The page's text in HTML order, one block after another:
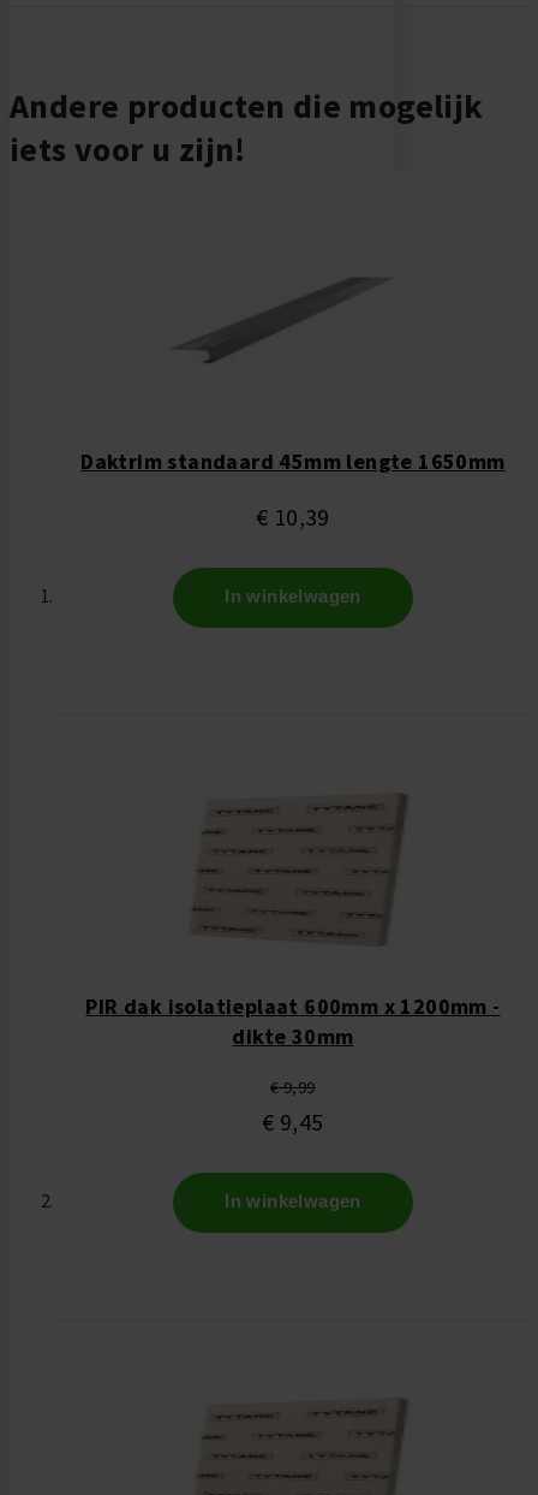
Andere producten die mogelijk
iets voor u zijn!
Daktrim standaard 45mm lengte 1650mm
€ 10,39
In winkelwagen
PIR dak isolatieplaat 600mm x 1200mm -
dikte 30mm
€ 9,99
€ 9,45
In winkelwagen